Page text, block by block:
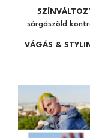
sárgászöld
VÁGÁS &